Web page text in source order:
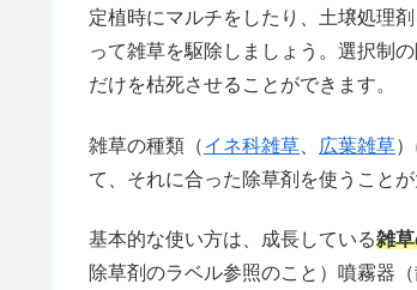
定植時にマルチをしたり、土壌処理
って雑草を駆除しましょう。選択制
だけを枯死させることができます。
雑草の種類（イネ科雑草 広葉雑草
て、それに合った除草剤を使うことが
基本的な使い方は、成長している雑
除草剤のラベル参照のこと）噴霧器